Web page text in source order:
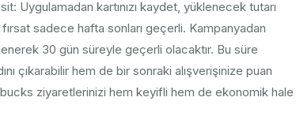
Uygulamadan kartınızı kaydet, yüklenecek tutarı
fırsat sadece hafta sonları geçerli. Kampanyadan
30 gün süreyle geçerli olacaktır. Bu süre
çıkarabilir hem de bir sonraki alışverişinize puan
ziyaretlerinizi hem keyifli hem de ekonomik hale